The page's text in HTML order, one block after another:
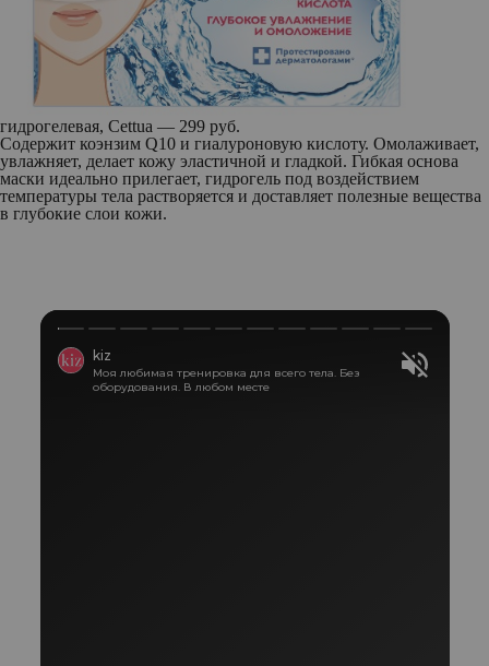
гидрогелевая, Cettua — 299 руб.
Содержит коэнзим Q10 и гиалуроновую кислоту. Омолаживает,
увлажняет, делает кожу эластичной и гладкой. Гибкая основа
маски идеально прилегает, гидрогель под воздействием
температуры тела растворяется и доставляет полезные вещества
в глубокие слои кожи.